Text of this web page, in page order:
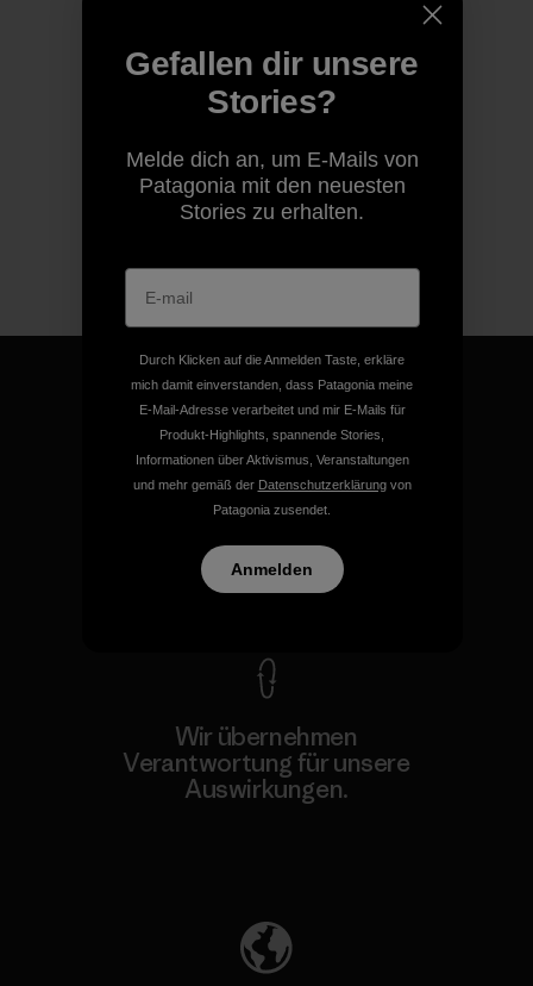
Für all unsere Produkte gilt
unsere kompromisslose
Garantie.
Kompromisslose Garantie
Wir übernehmen
Verantwortung für unsere
Auswirkungen.
Gefallen dir unsere
Stories?
Melde dich an, um E-Mails von
Patagonia mit den neuesten
Stories zu erhalten.
Durch Klicken auf die Anmelden Taste, erkläre
mich damit einverstanden, dass Patagonia meine
E-Mail-Adresse verarbeitet und mir E-Mails für
Produkt-Highlights, spannende Stories,
Informationen über Aktivismus, Veranstaltungen
und mehr gemäß der Datenschutzerklärungvon
Patagonia zusendet.
Anmelden